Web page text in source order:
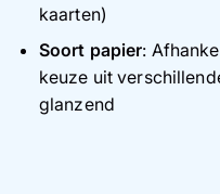
kaarten)
Soort papier:
keuze uit
glanzend